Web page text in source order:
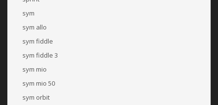
sym
sym allo
sym fiddle
sym fiddle 3
sym mio
sym mio 50
sym orbit